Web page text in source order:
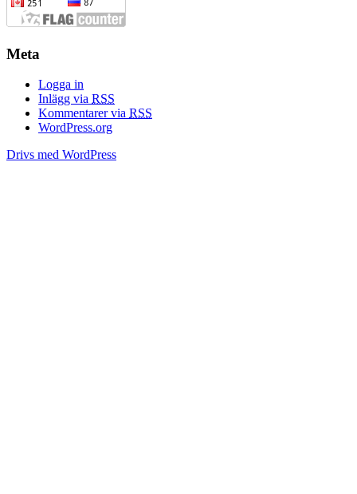
Meta
Logga in
Inlägg via RSS
Kommentarer via RSS
WordPress.org
Drivs med WordPress